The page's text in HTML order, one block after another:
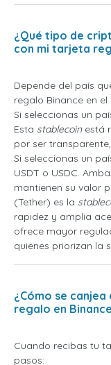
¿Qué tipo de
con mi tarjeta
Depende del país
regalo Binance en
Si seleccionas un
Esta stablecoinestá
por ser
Si seleccionas un
USDT o USDC.
mantienen su valor
(Tether) es la
rapidez y amplia
ofrece mayor
quienes priorizan la
¿Cómo se
regalo en
Cuando recibas tu
pasos: